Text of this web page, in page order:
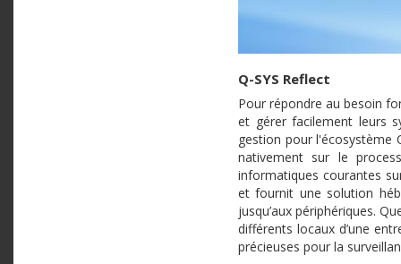
Q-SYS Reflect
Pour répondre au besoin
et gérer facilement leurs
gestion pour l'écosystème
nativement sur le
informatiques courantes
et fournit une solution
jusqu’aux périphériques.
différents locaux d’une
précieuses pour la